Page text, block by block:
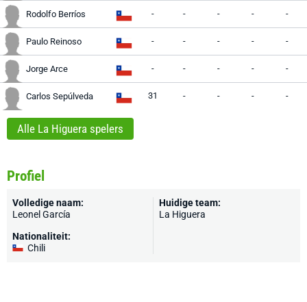
Rodolfo Berríos - - - - -
Paulo Reinoso - - - - -
Jorge Arce - - - - -
Carlos Sepúlveda 31 - - - -
Alle La Higuera spelers
Profiel
Volledige naam:
Leonel García
Nationaliteit:
Chili
Huidige team:
La Higuera